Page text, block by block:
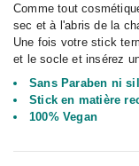
Comme tout
sec et à l'abris de la
Une fois votre stick
et le socle et insérez
Sans Paraben ni
Stick en matière
100% Vegan